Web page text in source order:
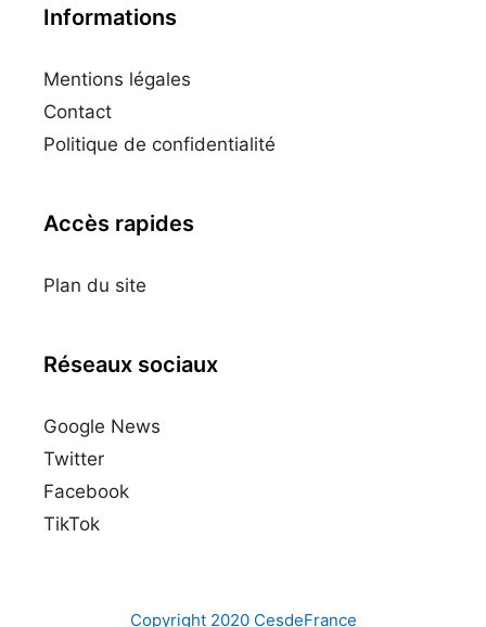
Informations
Mentions légales
Contact
Politique de confidentialité
Accès rapides
Plan du site
Réseaux sociaux
Google News
Twitter
Facebook
TikTok
Copyright 2020 CesdeFrance